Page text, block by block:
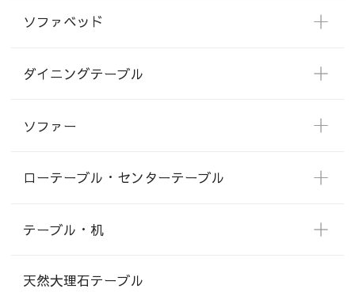
ソファベッド
ダイニングテーブル
ソファー
ローテーブル・センターテーブル
テーブル・机
天然大理石テーブル